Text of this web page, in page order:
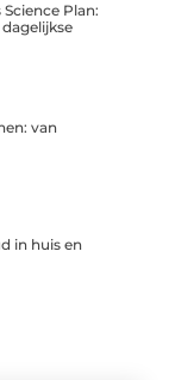
Plan:
van
in huis en